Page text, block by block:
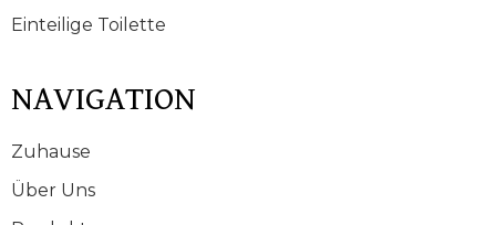
Einteilige Toilette
NAVIGATION
Zuhause
Über Uns